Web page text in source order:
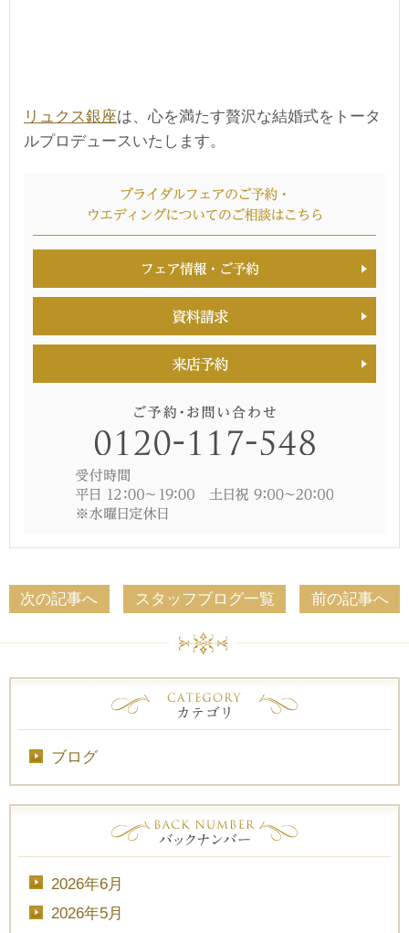
リュクス銀座は、心を満たす贅沢な結婚式をトータ
ルプロデュースいたします。
スタッフブログ一覧
次の記事へ 前の記事へ
ブログ
2026年6月
2026年5月